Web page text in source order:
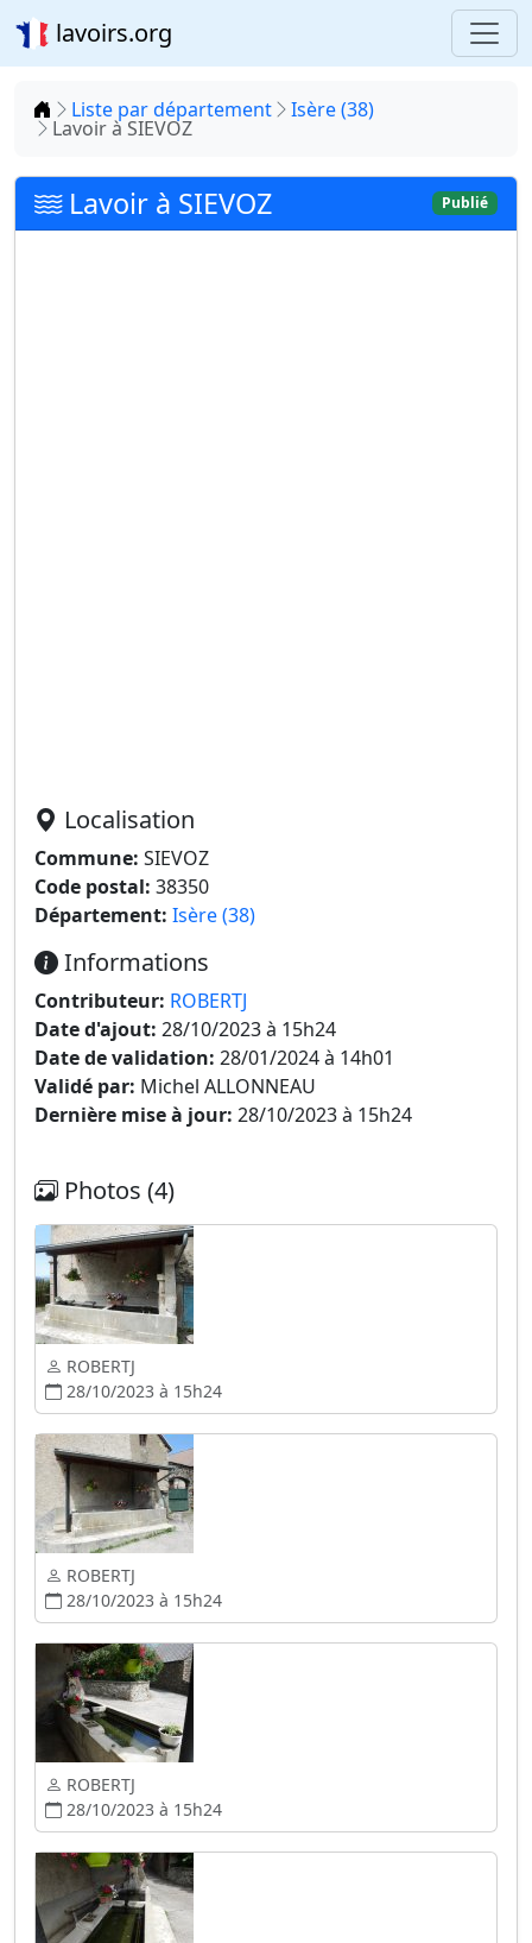
lavoirs.org
Accueil
Liste par département Isère (38)
Lavoir à SIEVOZ
Lavoir à SIEVOZ Publié
Localisation
Commune: SIEVOZ
Code postal: 38350
Département: Isère (38)
Informations
Contributeur: ROBERTJ
Date d'ajout: 28/10/2023 à 15h24
Date de validation: 28/01/2024 à 14h01
Validé par: Michel ALLONNEAU
Dernière mise à jour: 28/10/2023 à 15h24
Photos (4)
ROBERTJ
28/10/2023 à 15h24
ROBERTJ
28/10/2023 à 15h24
ROBERTJ
28/10/2023 à 15h24